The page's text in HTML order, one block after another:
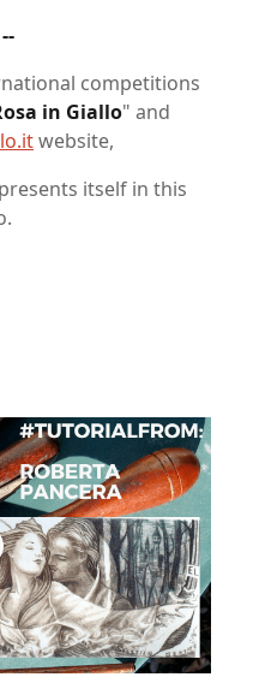
--
competitions
in Giallo" and
website,
itself in this